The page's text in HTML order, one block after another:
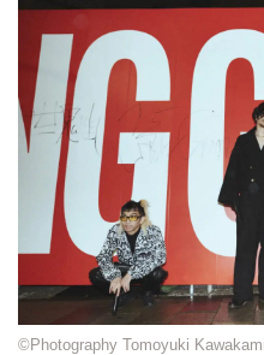
©Photography Tomoyuki Kawakami